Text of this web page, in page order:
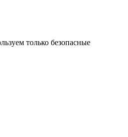
только безопасные